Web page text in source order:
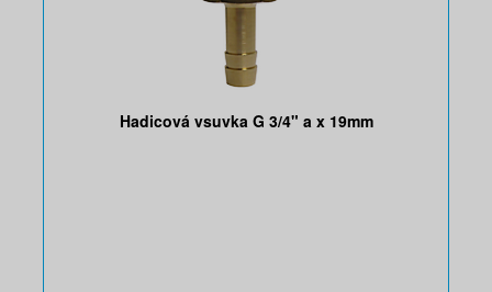
Hadicová vsuvka G 3/4" a x 19mm